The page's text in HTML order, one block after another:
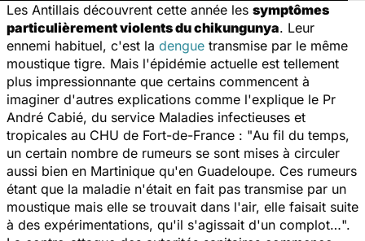
Les Antillais découvrent cette année les symptômes
particulièrement violents du chikungunya. Leur
ennemi habituel, c'est la dengue transmise par le même
moustique tigre. Mais l'épidémie actuelle est tellement
plus impressionnante que certains commencent à
imaginer d'autres explications comme l'explique le Pr
André Cabié, du service Maladies infectieuses et
tropicales au CHU de Fort-de-France : "Au fil du temps,
un certain nombre de rumeurs se sont mises à circuler
aussi bien en Martinique qu'en Guadeloupe. Ces rumeurs
étant que la maladie n'était en fait pas transmise par un
moustique mais elle se trouvait dans l'air, elle faisait suite
à des expérimentations, qu'il s'agissait d'un complot…".